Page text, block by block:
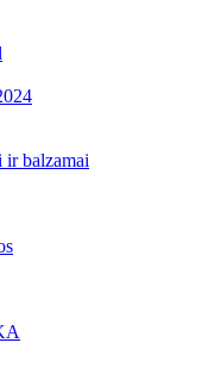
ir balzamai